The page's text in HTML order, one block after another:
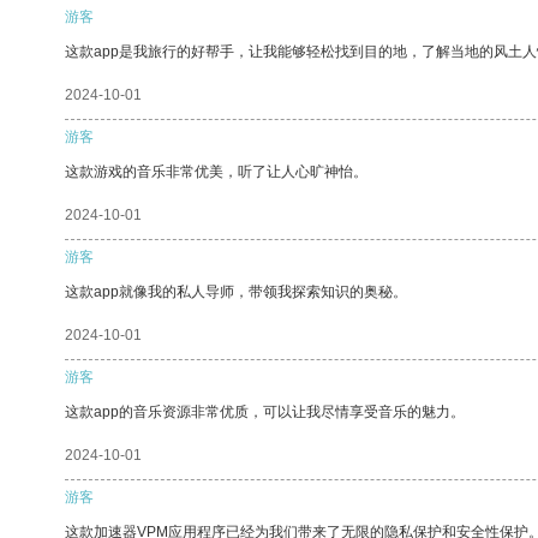
游客
这款app是我旅行的好帮手，让我能够轻松找到目的地，了解当地的风土
2024-10-01
游客
这款游戏的音乐非常优美，听了让人心旷神怡。
2024-10-01
游客
这款app就像我的私人导师，带领我探索知识的奥秘。
2024-10-01
游客
这款app的音乐资源非常优质，可以让我尽情享受音乐的魅力。
2024-10-01
游客
这款加速器VPM应用程序已经为我们带来了无限的隐私保护和安全性保护